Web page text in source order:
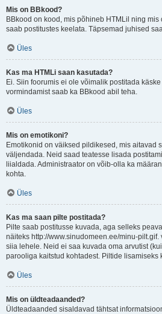
Mis on BBkood?
BBkood on kood, mis põhineb HTMLil ning
saab postitustes keelata. Täpsemad juhised
Üles
Kas ma HTMLi saan kasutada?
Ei. Siin foorumis ei ole võimalik postitada
vormindamist saab ka BBkood abil teha.
Üles
Mis on emotikoni?
Emotikonid on väiksed pildikesed, mis aitavad
väljendada. Neid saad teatesse lisada
liialdada. Administraator on võib-olla ka
kohta.
Üles
Kas ma saan pilte postitada?
Pilte saab postitusse kuvada, aga selleks
näiteks http://www.sinudomeen.ee/minu-
siia lehele. Neid ei saa kuvada oma arvutist
parooliga kaitstud kohtadest. Piltide lisamiseks
Üles
Mis on üldteadaanded?
Üldteadaanded sisaldavad tähtsat